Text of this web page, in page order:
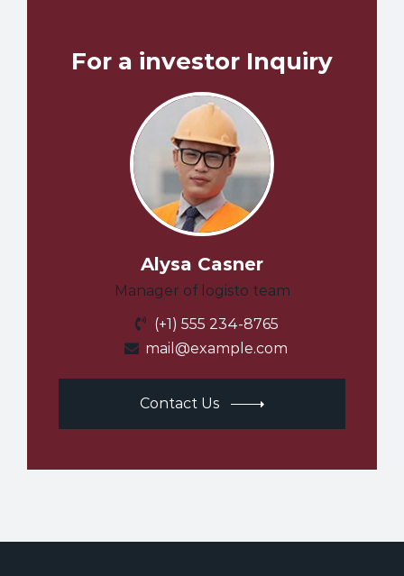
For a investor Inquiry
Alysa Casner
Manager of logisto team
(+1) 555 234-8765
mail@example.com
Contact Us